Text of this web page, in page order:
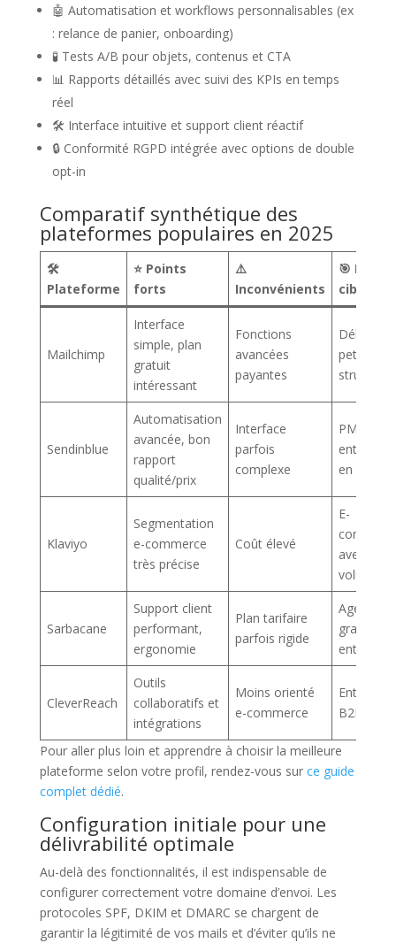
🤖 Automatisation et workflows personnalisables (ex
: relance de panier, onboarding)
🧪 Tests A/B pour objets, contenus et CTA
📊 Rapports détaillés avec suivi des KPIs en temps
réel
🛠️ Interface intuitive et support client réactif
🔒 Conformité RGPD intégrée avec options de double
opt-in
Comparatif synthétique des
plateformes populaires en 2025
🛠️
Plateforme
⭐ Points
forts
⚠️
Inconvénients
🎯 Public
cible
Mailchimp
Interface
simple, plan
gratuit
intéressant
Fonctions
avancées
payantes
petites
structures
Sendinblue
Automatisation
avancée, bon
rapport
qualité/prix
Interface
parfois
complexe
PME,
en
Klaviyo
Segmentation
e-commerce
très précise
Coût élevé
E-
avec fort
volume
Sarbacane
Support client
performant,
ergonomie
Plan tarifaire
parfois rigide
Agences
grandes
CleverReach
Outils
collaboratifs et
intégrations
Moins orienté
e-commerce
B2B
Pour aller plus loin et apprendre à choisir la meilleure
plateforme selon votre profil, rendez-vous sur ce guide
complet dédié.
Configuration initiale pour une
délivrabilité optimale
Au-delà des fonctionnalités, il est indispensable de
configurer correctement votre domaine d’envoi. Les
protocoles SPF, DKIM et DMARC se chargent de
garantir la légitimité de vos mails et d’éviter qu’ils ne